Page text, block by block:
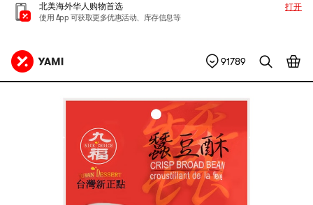
北美海外华人购物首选
使用 App 可获取更多优惠活动、库存信息等
打开
91789